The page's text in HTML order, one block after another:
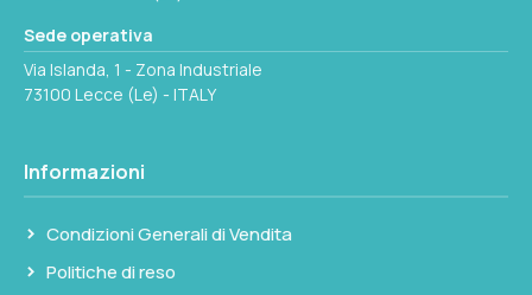
La costruzione in acciaio inox garantisce
resistenza alla corrosione in ambienti marini,
sia in acque salate che dolci. Il montaggio
con viti e l'impermeabilizzazione del
passaggio cavo coassiale, che deve
attraversare coperta o struttura per
raggiungere l'impianto radio interno. Sigillare
Sede operativa
Via Islanda, 1 - Zona Industriale
73100 Lecce (Le) - ITALY
Informazioni
Condizioni Generali di Vendita
Politiche di reso